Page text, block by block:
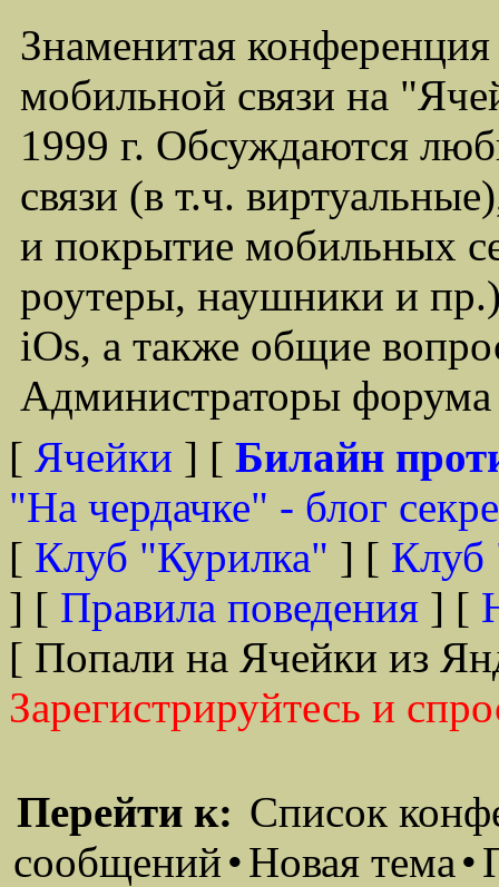
Знаменитая
мобильной связи на
1999 г. Обсуждаются
связи (в т.ч.
и покрытие мобильных
роутеры, наушники и
iOs, а также общие
Администраторы
[ Ячейки ] [ Билайн
"На чердачке" - блог
[ Клуб "Курилка" ] [ Клуб
] [ Правила поведения ] [
[ Попали на Ячейки из
Зарегистрируйтесь и
Перейти к: Список
сообщений•Новая тема•